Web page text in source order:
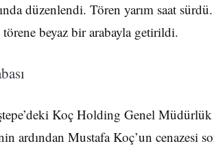
düzenlendi. Tören yarım saat
törene beyaz bir arabayla getirildi.
Koç Holding Genel Müdürlük
ardından Mustafa Koç’un cenazesi